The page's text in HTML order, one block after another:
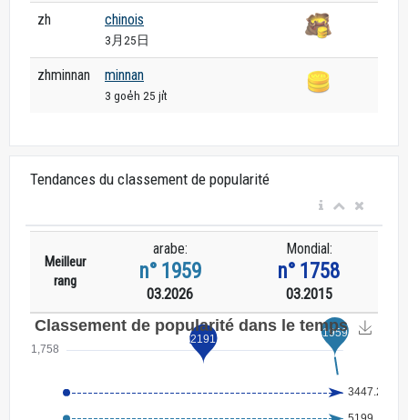
zh chinois
3月25日
zhminnan minnan
3 goe̍h 25 ji̍t
Tendances du classement de popularité
Meilleur
rang
arabe:
n° 1959
03.2026
Mondial:
n° 1758
03.2015